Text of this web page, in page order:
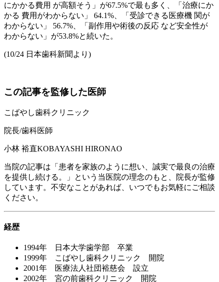
にかかる費用 が高額そう」が67.5%で最も多く、「治療にか
かる 費用がわからない」 64.1%、「受診できる医療機 関が
わからない」 56.7%、「副作用や術後の反応 など安全性が
わからない」が53.8%と続いた。
(10/24 日本歯科新聞より)
この記事を監修した医師
こばやし歯科クリニック
院長/歯科医師
小林 裕直KOBAYASHI HIRONAO
当院の記事は「患者を家族のように想い、誠実で最良の治療
を提供し続ける。」という当医院の理念のもと、院長が監修
しています。不安なことがあれば、いつでもお気軽にご相談
ください。
経歴
1994年 日本大学歯学部 卒業
1999年 こばやし歯科クリニック 開院
2001年 医療法人社団裕慈会 設立
2002年 宮の前歯科クリニック 開院